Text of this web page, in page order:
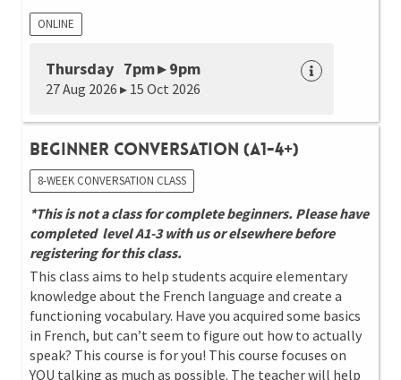
ONLINE
Thursday 7pm ▸ 9pm
27 Aug 2026 ▸ 15 Oct 2026
Beginner Conversation (A1-4+)
8-WEEK CONVERSATION CLASS
*This is not a class for complete beginners. Please have
completed level A1-3 with us or elsewhere before
registering for this class.
This class aims to help students acquire elementary
knowledge about the French language and create a
functioning vocabulary. Have you acquired some basics
in French, but can’t seem to figure out how to actually
speak? This course is for you! This course focuses on
YOU talking as much as possible. The teacher will help